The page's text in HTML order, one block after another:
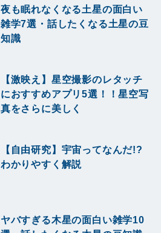
夜も眠れなくなる土星の面白い
雑学7選・話したくなる土星の豆
知識
【激映え】星空撮影のレタッチ
におすすめアプリ5選！！星空写
真をさらに美しく
【自由研究】宇宙ってなんだ!?
わかりやすく解説
ヤバすぎる木星の面白い雑学10